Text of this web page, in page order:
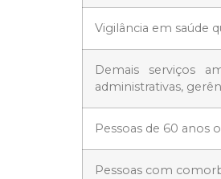
Vigilância em saúde
Demais serviços
administrativas,
Pessoas de 60 anos
Pessoas com